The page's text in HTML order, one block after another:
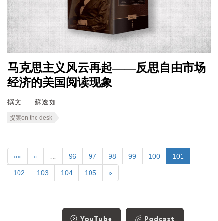
马克思主义风云再起——反思自由市场
经济的美国阅读现象
撰文 蘇逸如
提案on the desk
«« « 96 97 98 99 100 101
102 103 104 105 »